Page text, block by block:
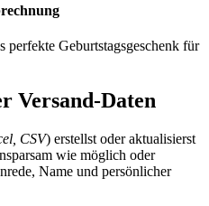
Versand-Daten
CSV) erstellst oder aktualisierst
wie möglich oder
Name und persönlicher